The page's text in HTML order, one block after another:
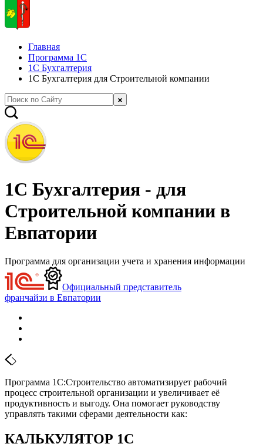
Главная
Программа 1С
1С Бухгалтерия
1С Бухгалтерия для Строительной компании
1С Бухгалтерия - для
Строительной компании в
Евпатории
Программа для организации учета и хранения информации
Официальный представитель
франчайзи в Евпатории
Программа 1С:Строительство автоматизирует рабочий
процесс строительной организации и увеличивает её
продуктивность и выгоду. Она помогает руководству
управлять такими сферами деятельности как:
КАЛЬКУЛЯТОР 1С